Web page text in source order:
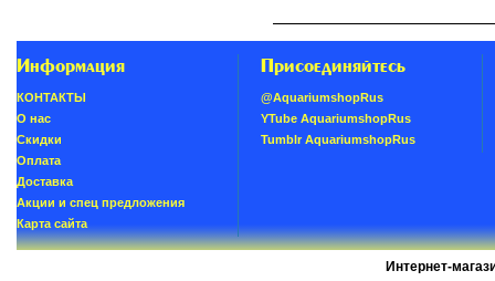
Информация
КОНТАКТЫ
О нас
Скидки
Oплатa
Доставка
Акции и спец предложения
Карта сайта
Присоединяйтесь
@AquariumshopRus
YTube AquariumshopRus
Tumblr AquariumshopRus
Интернет-